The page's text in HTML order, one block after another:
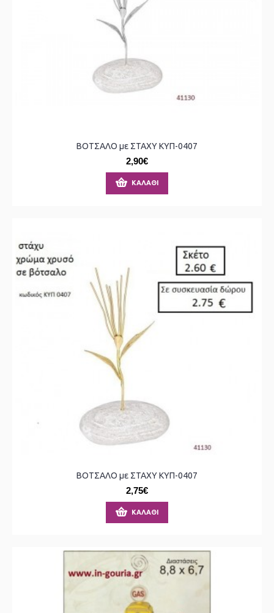
ΒΟΤΣΑΛΟ με ΣΤΑΧΥ ΚΥΠ-0407
2,90€
ΚΑΛΆΘΙ
ΒΟΤΣΑΛΟ με ΣΤΑΧΥ ΚΥΠ-0407
2,75€
ΚΑΛΆΘΙ